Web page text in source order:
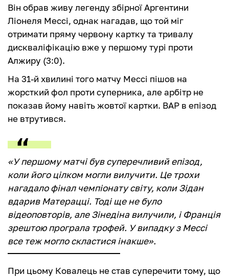
Він обрав живу легенду збірної Аргентини
Ліонеля Мессі, однак нагадав, що той міг
отримати пряму червону картку та тривалу
дискваліфікацію вже у першому турі проти
Алжиру (3:0).
На 31-й хвилині того матчу Мессі пішов на
жорсткий фол проти суперника, але арбітр не
показав йому навіть жовтої картки. ВАР в епізод
не втрутився.
«У першому матчі був суперечливий епізод,
коли його цілком могли вилучити. Це трохи
нагадало фінал чемпіонату світу, коли Зідан
вдарив Матерацці. Тоді ще не було
відеоповторів, але Зінедіна вилучили, і Франція
зрештою програла трофей. У випадку з Мессі
все теж могло скластися інакше».
При цьому Ковалець не став суперечити тому, що